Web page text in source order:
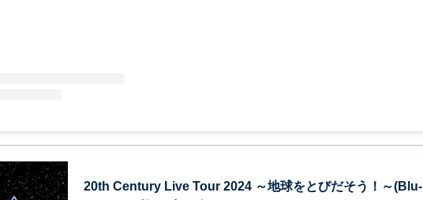
20th Century Live Tour 2024 ～地球をとびだそう！～(Blu-